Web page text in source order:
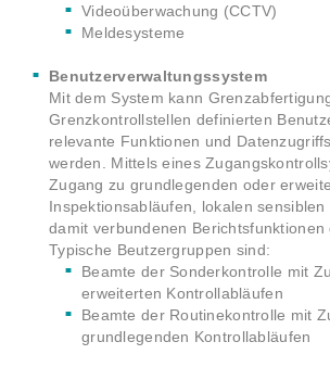
Videoüberwachung (CCTV)
Meldesysteme
Benutzerverwaltungssystem
Mit dem System kann
Grenzkontrollstellen definierten
relevante Funktionen und
werden. Mittels eines
Zugang zu grundlegenden oder
Inspektionsabläufen, lokalen sensiblen
damit verbundenen Berichtsfunktionen
Typische Beutzergruppen sind:
Beamte der Sonderkontrolle mit
erweiterten Kontrollabläufen
Beamte der Routinekontrolle mit
grundlegenden Kontrollabläufen